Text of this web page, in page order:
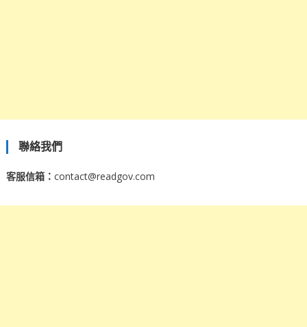
聯絡我們
客服信箱： contact@readgov.com